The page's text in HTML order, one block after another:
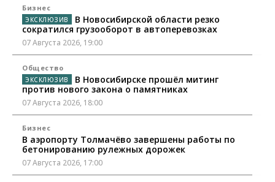
Бизнес
В Новосибирской области резко
сократился грузооборот в автоперевозках
07 Августа 2026, 19:00
Общество
В Новосибирске прошёл митинг
против нового закона о памятниках
07 Августа 2026, 18:00
Бизнес
В аэропорту Толмачёво завершены работы по
бетонированию рулежных дорожек
07 Августа 2026, 17:00